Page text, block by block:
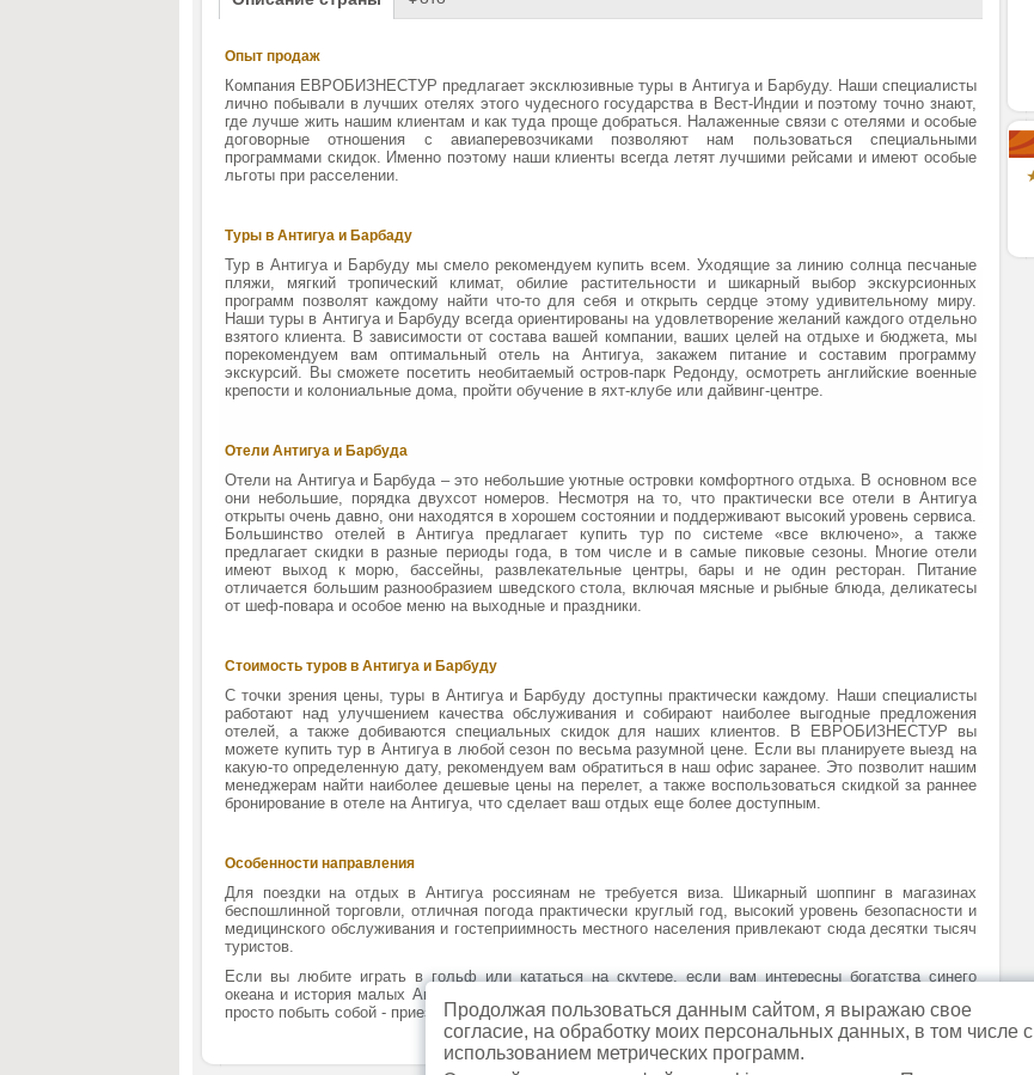
Опыт продаж
Компания ЕВРОБИЗНЕСТУР предлагает эксклюзивные туры в Антигуа и Барбуду. Наши специалисты
лично побывали в лучших отелях этого чудесного государства в Вест-Индии и поэтому точно знают,
где лучше жить нашим клиентам и как туда проще добраться. Налаженные связи с отелями и особые
договорные отношения с авиаперевозчиками позволяют нам пользоваться специальными
программами скидок. Именно поэтому наши клиенты всегда летят лучшими рейсами и имеют особые
льготы при расселении.
Туры в Антигуа и Барбаду
Тур в Антигуа и Барбуду мы смело рекомендуем купить всем. Уходящие за линию солнца песчаные
пляжи, мягкий тропический климат, обилие растительности и шикарный выбор экскурсионных
программ позволят каждому найти что-то для себя и открыть сердце этому удивительному миру.
Наши туры в Антигуа и Барбуду всегда ориентированы на удовлетворение желаний каждого отдельно
взятого клиента. В зависимости от состава вашей компании, ваших целей на отдыхе и бюджета, мы
порекомендуем вам оптимальный отель на Антигуа, закажем питание и составим программу
экскурсий. Вы сможете посетить необитаемый остров-парк Редонду, осмотреть английские военные
крепости и колониальные дома, пройти обучение в яхт-клубе или дайвинг-центре.
Отели Антигуа и Барбуда
Отели на Антигуа и Барбуда – это небольшие уютные островки комфортного отдыха. В основном все
они небольшие, порядка двухсот номеров. Несмотря на то, что практически все отели в Антигуа
открыты очень давно, они находятся в хорошем состоянии и поддерживают высокий уровень сервиса.
Большинство отелей в Антигуа предлагает купить тур по системе «все включено», а также
предлагает скидки в разные периоды года, в том числе и в самые пиковые сезоны. Многие отели
имеют выход к морю, бассейны, развлекательные центры, бары и не один ресторан. Питание
отличается большим разнообразием шведского стола, включая мясные и рыбные блюда, деликатесы
от шеф-повара и особое меню на выходные и праздники.
Стоимость туров в Антигуа и Барбуду
С точки зрения цены, туры в Антигуа и Барбуду доступны практически каждому. Наши специалисты
работают над улучшением качества обслуживания и собирают наиболее выгодные предложения
отелей, а также добиваются специальных скидок для наших клиентов. В ЕВРОБИЗНЕСТУР вы
можете купить тур в Антигуа в любой сезон по весьма разумной цене. Если вы планируете выезд на
какую-то определенную дату, рекомендуем вам обратиться в наш офис заранее. Это позволит нашим
менеджерам найти наиболее дешевые цены на перелет, а также воспользоваться скидкой за раннее
бронирование в отеле на Антигуа, что сделает ваш отдых еще более доступным.
Особенности направления
Для поездки на отдых в Антигуа россиянам не требуется виза. Шикарный шоппинг в магазинах
беспошлинной торговли, отличная погода практически круглый год, высокий уровень безопасности и
медицинского обслуживания и гостеприимность местного населения привлекают сюда десятки тысяч
туристов.
Если вы любите играть в гольф или кататься на скутере, если вам интересны богатства синего
океана и история малых Антильских островов, если вы просто хотите отдохнуть от суетного мира и
просто побыть собой - приезжайте в Антигуа, этот мир никого не оставит равнодушным!
Продолжая пользоваться данным сайтом, я выражаю свое
согласие, на обработку моих персональных данных, в том числе с
использованием метрических программ.